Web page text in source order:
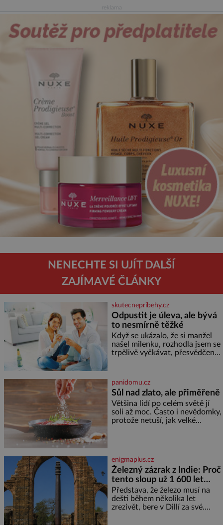
NENECHTE SI UJÍT DALŠÍ
ZAJÍMAVÉ ČLÁNKY
skutecnepribehy.cz
Odpustit je úleva, ale bývá
to nesmírně těžké
Když se ukázalo, že si manžel
našel milenku, rozhodla jsem se
trpělivě vyčkávat, přesvědčena,
nejtěžších věcí na světě. Ale
každý, kdo s tím má nějaké
zkušenosti, se zapřísahá, že
pokud odpustíte, znatelně se
vám uleví. Když se ke mně
doneslo, že si manžel pořídil
panidomu.cz
Sůl nad zlato, ale přiměřeně
Většina lidí po celém světě jí
soli až moc. Často i nevědomky,
protože netuší, jak velké
ani ne třetinovém množství, než
je pro většinu populace běžné.
Její základní složky– sodík a
chlór – jsou zásadní pro
správné hospodaření
enigmaplus.cz
Železný zázrak z Indie: Proč
tento sloup už 1 600 let
nezná rez?
Představa, že železo musí na
dešti během několika let
zrezivět, bere v Dillí za své.